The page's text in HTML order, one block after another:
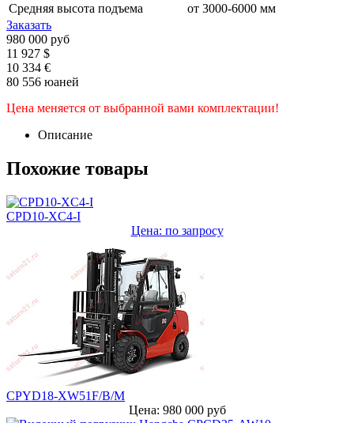
Средняя высота подъема
от 3000-6000 мм
Заказать
980 000 руб
11 927 $
10 334 €
80 556 юаней
Цена меняется от выбранной вами комплектации!
Описание
Похожие товары
CPD10-XC4-I
Цена: по запросу
CPYD18-XW51F/B/M
Цена: 980 000 руб